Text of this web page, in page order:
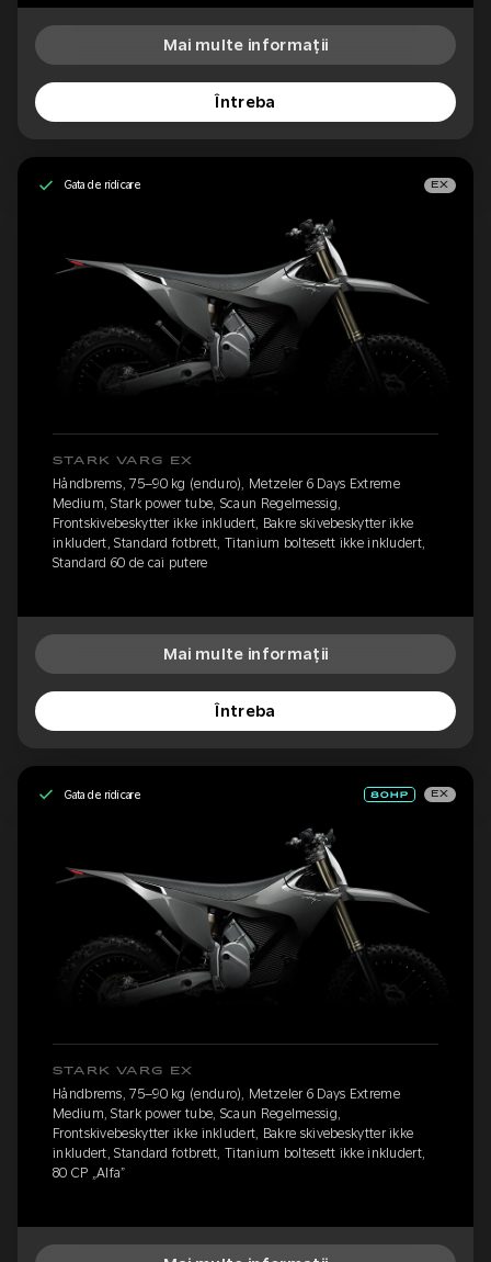
Mai multe informații
Întreba
Gata de ridicare EX
STARK VARG EX
Håndbrems, 75–90 kg (enduro), Metzeler 6 Days Extreme
Medium, Stark power tube, Scaun Regelmessig,
Frontskivebeskytter ikke inkludert, Bakre skivebeskytter ikke
inkludert, Standard fotbrett, Titanium boltesett ikke inkludert,
Standard 60 de cai putere
Mai multe informații
Întreba
Gata de ridicare EX
STARK VARG EX
Håndbrems, 75–90 kg (enduro), Metzeler 6 Days Extreme
Medium, Stark power tube, Scaun Regelmessig,
Frontskivebeskytter ikke inkludert, Bakre skivebeskytter ikke
inkludert, Standard fotbrett, Titanium boltesett ikke inkludert,
80 CP „Alfa”